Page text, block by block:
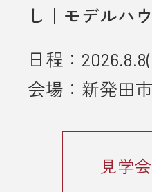
し｜モデルハ
日程：
会場：新発田
見学